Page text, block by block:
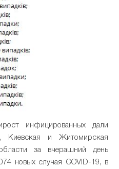
инфицированных дали
Киевская и Житомирская
за вчерашний день
новых случая COVID-19, в